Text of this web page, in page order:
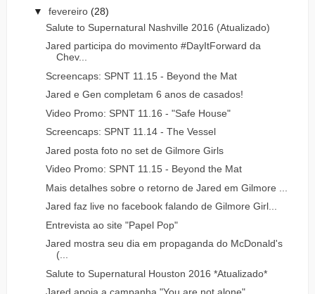
▼ fevereiro (28)
Salute to Supernatural Nashville 2016 (Atualizado)
Jared participa do movimento #DayItForward da
Chev...
Screencaps: SPNT 11.15 - Beyond the Mat
Jared e Gen completam 6 anos de casados!
Video Promo: SPNT 11.16 - "Safe House"
Screencaps: SPNT 11.14 - The Vessel
Jared posta foto no set de Gilmore Girls
Video Promo: SPNT 11.15 - Beyond the Mat
Mais detalhes sobre o retorno de Jared em Gilmore ...
Jared faz live no facebook falando de Gilmore Girl...
Entrevista ao site "Papel Pop"
Jared mostra seu dia em propaganda do McDonald's
(...
Salute to Supernatural Houston 2016 *Atualizado*